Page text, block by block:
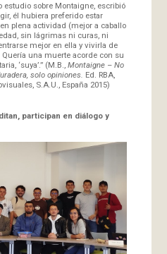
sobre Montaigne, escribió
él hubiera preferido estar
plena actividad (mejor a caballo
sin lágrimas ni curas, ni
mejor en ella y vivirla de
una muerte acorde con su
‘suya’.” (M.B., Montaigne – No
solo opiniones. Ed. RBA,
S.A.U., España 2015)
participan en diálogo y